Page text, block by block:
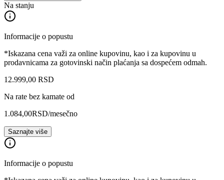
Na stanju
Informacije o popustu
*Iskazana cena važi za online kupovinu, kao i za kupovinu u
prodavnicama za gotovinski način plaćanja sa dospećem odmah.
12.999,00 RSD
Na rate bez kamate od
1.084,00RSD/mesečno
Saznajte više
Informacije o popustu